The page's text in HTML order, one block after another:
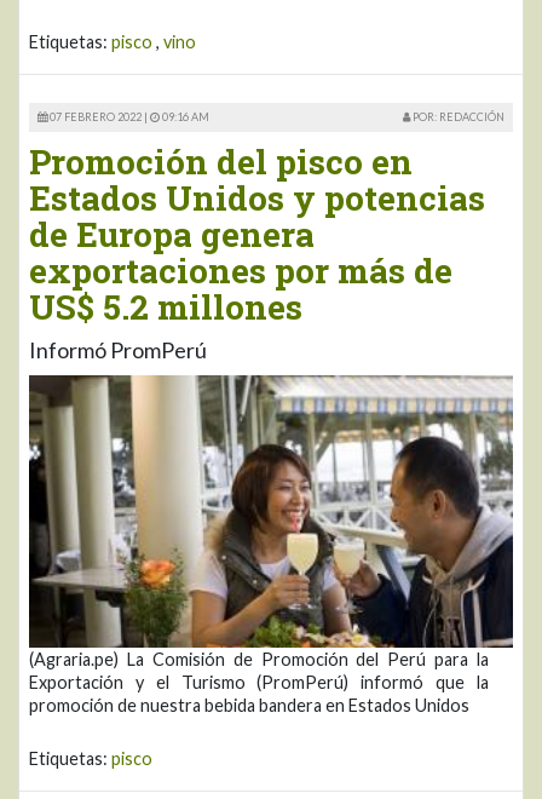
Etiquetas: pisco , vino
07 FEBRERO 2022 | 09:16 AM POR: REDACCIÓN
Promoción del pisco en
Estados Unidos y potencias
de Europa genera
exportaciones por más de
US$ 5.2 millones
Informó PromPerú
(Agraria.pe) La Comisión de Promoción del Perú para la
Exportación y el Turismo (PromPerú) informó que la
promoción de nuestra bebida bandera en Estados Unidos
Etiquetas: pisco